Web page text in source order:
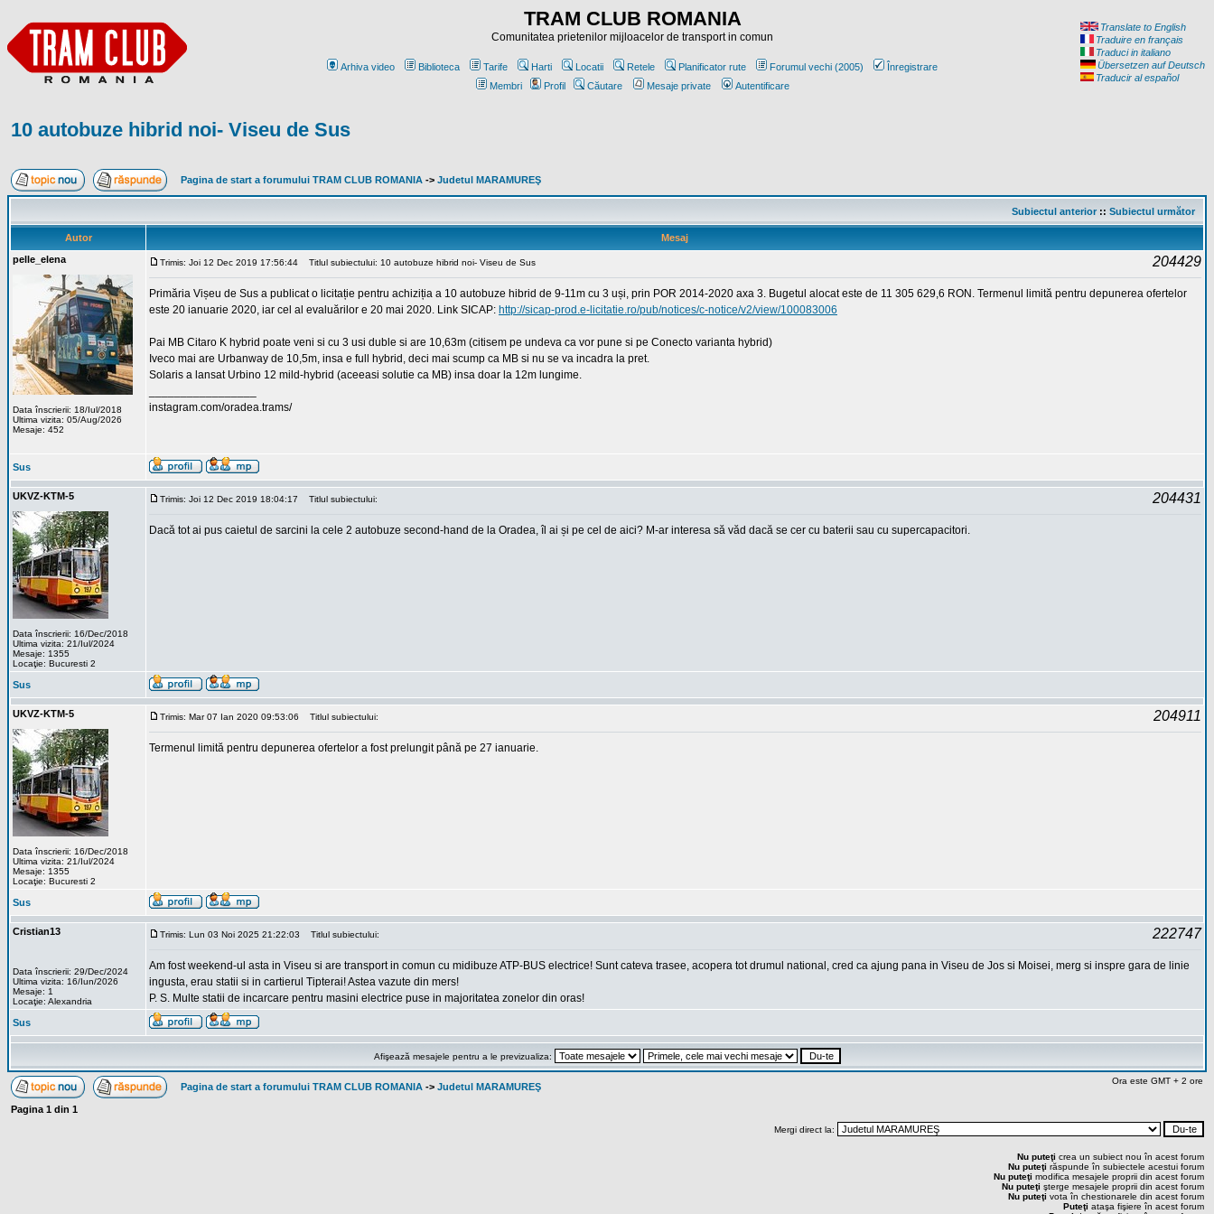
TRAM CLUB ROMANIA
Comunitatea prietenilor mijloacelor de transport in comun
Arhiva video Biblioteca Tarife Harti Locatii Retele Planificator rute Forumul vechi (2005)
Înregistrare
Membri
Profil Căutare Mesaje private Autentificare
Translate to English
Traduire en français
Traduci in italiano
Übersetzen auf Deutsch
Traducir al español
10 autobuze hibrid noi- Viseu de Sus
Pagina de start a forumului TRAM CLUB ROMANIA -> Judetul MARAMUREŞ
Subiectul anterior:: Subiectul următor
Autor
Mesaj
pelle_elena
Data înscrierii: 18/Iul/2018
Ultima vizita: 05/Aug/2026
Mesaje: 452
Trimis: Joi 12 Dec 2019 17:56:44 Titlul subiectului: 10 autobuze hibrid noi- Viseu de Sus 204429
Primăria Vișeu de Sus a publicat o licitație pentru achiziția a 10 autobuze hibrid de 9-11m cu 3 uși, prin POR 2014-2020 axa 3. Bugetul alocat este de 11 305 629,6 RON. Termenul limită pentru depunerea ofertelor
este 20 ianuarie 2020, iar cel al evaluărilor e 20 mai 2020. Link SICAP: http://sicap-prod.e-licitatie.ro/pub/notices/c-notice/v2/view/100083006
Pai MB Citaro K hybrid poate veni si cu 3 usi duble si are 10,63m (citisem pe undeva ca vor pune si pe Conecto varianta hybrid)
Iveco mai are Urbanway de 10,5m, insa e full hybrid, deci mai scump ca MB si nu se va incadra la pret.
Solaris a lansat Urbino 12 mild-hybrid (aceeasi solutie ca MB) insa doar la 12m lungime.
instagram.com/oradea.trams/
Sus
UKVZ-KTM-5
Data înscrierii: 16/Dec/2018
Ultima vizita: 21/Iul/2024
Mesaje: 1355
Locaţie: Bucuresti 2
Trimis: Joi 12 Dec 2019 18:04:17 Titlul subiectului: 204431
Dacă tot ai pus caietul de sarcini la cele 2 autobuze second-hand de la Oradea, îl ai și pe cel de aici? M-ar interesa să văd dacă se cer cu baterii sau cu supercapacitori.
Sus
UKVZ-KTM-5
Data înscrierii: 16/Dec/2018
Ultima vizita: 21/Iul/2024
Mesaje: 1355
Locaţie: Bucuresti 2
Trimis: Mar 07 Ian 2020 09:53:06 Titlul subiectului: 204911
Termenul limită pentru depunerea ofertelor a fost prelungit până pe 27 ianuarie.
Sus
Cristian13
Data înscrierii: 29/Dec/2024
Ultima vizita: 16/Iun/2026
Mesaje: 1
Locaţie: Alexandria
Trimis: Lun 03 Noi 2025 21:22:03 Titlul subiectului: 222747
Am fost weekend-ul asta in Viseu si are transport in comun cu midibuze ATP-BUS electrice! Sunt cateva trasee, acopera tot drumul national, cred ca ajung pana in Viseu de Jos si Moisei, merg si inspre gara de linie
ingusta, erau statii si in cartierul Tipterai! Astea vazute din mers!
P. S. Multe statii de incarcare pentru masini electrice puse in majoritatea zonelor din oras!
Sus
Afişează mesajele pentru a le previzualiza:
Pagina de start a forumului TRAM CLUB ROMANIA -> Judetul MARAMUREŞ
Ora este GMT + 2 ore
Pagina 1 din 1
Mergi direct la:
Nu puteţi crea un subiect nou în acest forum
Nu puteţi răspunde în subiectele acestui forum
Nu puteţi modifica mesajele proprii din acest forum
Nu puteţi şterge mesajele proprii din acest forum
Nu puteţi vota în chestionarele din acest forum
Puteţi ataşa fişiere în acest forum